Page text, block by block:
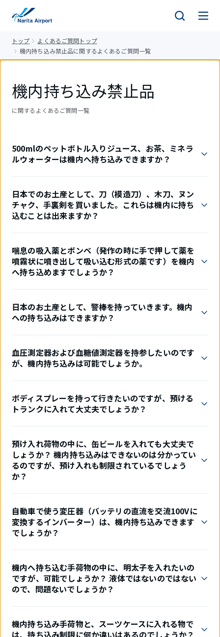
トップ
よくあるご質問トップ
機内持ち込み禁止品に関するよくあるご質問一覧
機内持ち込み禁止品
に関するよくあるご質問一覧
500mlのペットボトル入りジュース、お茶、ミネラ
ルウォーターは機内へ持ち込みできますか？
日本でのお土産として、刀（模造刀）、木刀、ヌン
チャク、手裏剣を買いました。これらは機内に持ち
込むことは出来ますか？
喘息の吸入薬とボンベ（発作の時に手で押して薬を
噴霧状に噴き出して吸い込む形式の薬です）を機内
へ持ち込めますでしょうか？
日本のお土産として、警棒を持っていきます。機内
への持ち込みはできますか？
血圧測定器および血糖値測定器を持参したいのです
が、機内持ち込みは可能でしょうか。
ボディスプレーを持って行きたいのですが、預ける
トランクに入れて大丈夫でしょうか？
預け入れ荷物の中に、缶ビールを入れても大丈夫で
しょうか？ 機内持ち込みはできないのは分かってい
るのですが、預け入れも制限されているでしょう
か？
自動車で使う変圧器（バッテリの直流を交流100Vに
変換するインバーター）は、機内持ち込みできます
でしょうか？
機内へ持ち込む手荷物の中に、明太子を入れたいの
ですが、可能でしょうか？ 液体ではないのではない
ので、問題ないでしょうか？
機内持ち込み手荷物と、スーツケースに入れる物で
は、持ち込み制限に何か違いはあるのでしょうか？